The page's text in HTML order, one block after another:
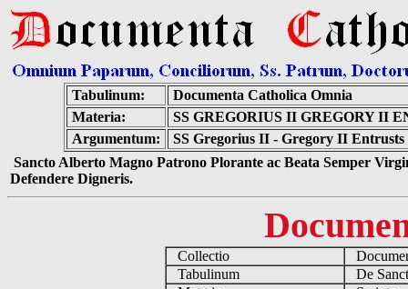
Tabulinum:
Documenta Catholica Omnia
Materia:
SS GREGORIUS II GREGORY II
Argumentum:
SS Gregorius II - Gregory II Entrusts
Sancto Alberto Magno Patrono Plorante ac Beata Semper
Defendere Digneris.
Collectio
Tabulinum
De